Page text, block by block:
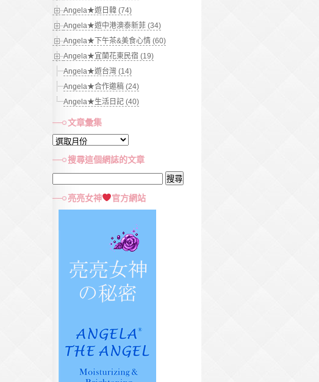
Angela★遊日韓 (74)
Angela★遊中港澳泰新菲 (34)
Angela★下午茶&美食心情 (60)
Angela★宜蘭花東民宿 (19)
Angela★遊台灣 (14)
Angela★合作邀稿 (24)
Angela★生活日記 (40)
文章彙集
文
彙
集
搜尋這個網誌的文章
關
亮亮女神 官方網站